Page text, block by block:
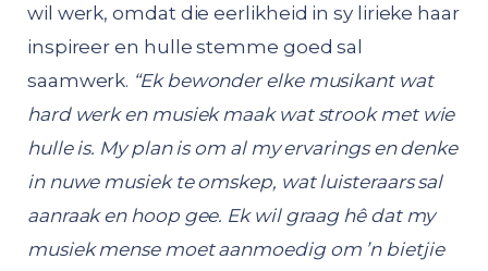
wil werk, omdat die eerlikheid in sy lirieke haar
inspireer en hulle stemme goed sal
saamwerk. “Ek bewonder elke musikant wat
hard werk en musiek maak wat strook met wie
hulle is. My plan is om al my ervarings en denke
in nuwe musiek te omskep, wat luisteraars sal
aanraak en hoop gee. Ek wil graag hê dat my
musiek mense moet aanmoedig om ’n bietjie